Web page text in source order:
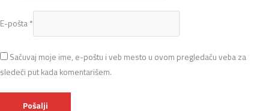
E-pošta *
Sačuvaj moje ime, e-poštu i veb mesto u ovom pregledaču veba za
sledeći put kada komentarišem.